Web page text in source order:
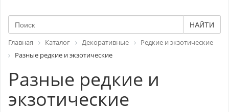
НАЙТИ
Главная Каталог Декоративные
Редкие и экзотические
Разные редкие и экзотические
Разные редкие и
экзотические